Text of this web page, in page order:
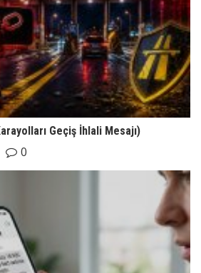
Geçiş İhlali Mesajı)
0